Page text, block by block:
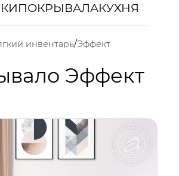
ПОКРЫВАЛАКУХНЯ
инвентарь Эффект
Эффект